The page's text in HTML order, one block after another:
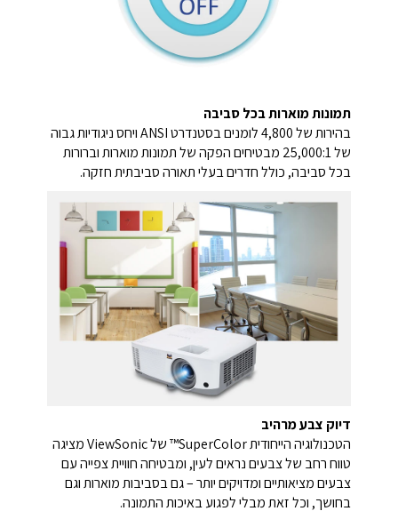
תמונות מוארות בכל סביבה
בהירות של ‎4,800‎ לומנים בסטנדרט ANSI ויחס ניגודיות גבוה
של ‎25,000:1‎ מבטיחים הפקה של תמונות מוארות וברורות
בכל סביבה, כולל חדרים בעלי תאורה סביבתית חזקה.
דיוק צבע מרהיב
הטכנולוגיה הייחודית SuperColor™ של ViewSonic מציגה
טווח רחב של צבעים נראים לעין, ומבטיחה חוויית צפייה עם
צבעים מציאותיים ומדויקים יותר – גם בסביבות מוארות וגם
בחושך, וכל זאת מבלי לפגוע באיכות התמונה.